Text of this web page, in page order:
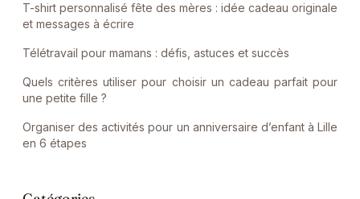
T-shirt personnalisé fête des mères : idée cadeau originale
et messages à écrire
Télétravail pour mamans : défis, astuces et succès
Quels critères utiliser pour choisir un cadeau parfait pour
une petite fille ?
Organiser des activités pour un anniversaire d’enfant à Lille
en 6 étapes